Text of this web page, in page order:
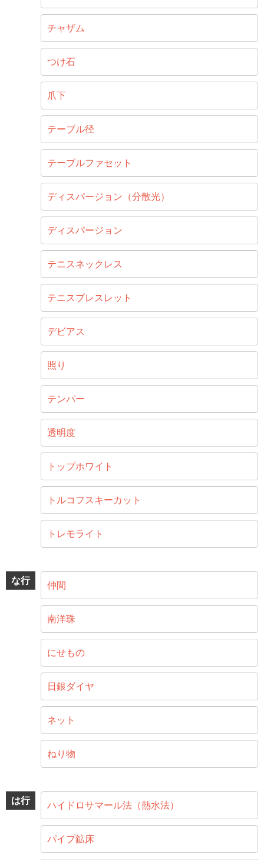
チャザム
つけ石
爪下
テーブル径
テーブルファセット
ディスパージョン（分散光）
ディスパージョン
テニスネックレス
テニスブレスレット
デビアス
照り
テンパー
透明度
トップホワイト
トルコフスキーカット
トレモライト
な行 仲間
南洋珠
にせもの
日銀ダイヤ
ネット
ねり物
は行 ハイドロサマール法（熱水法）
パイプ鉱床